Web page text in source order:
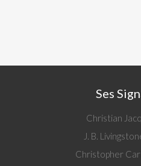
Ses
Christian Jacq
J. B.
Christopher